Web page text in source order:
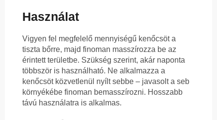
Használat
Vigyen fel megfelelő mennyiségű kenőcsöt a
tiszta bőrre, majd finoman masszírozza be az
érintett területbe. Szükség szerint, akár naponta
többször is használható. Ne alkalmazza a
kenőcsöt közvetlenül nyílt sebbe – javasolt a seb
környékébe finoman bemasszírozni. Hosszabb
távú használatra is alkalmas.